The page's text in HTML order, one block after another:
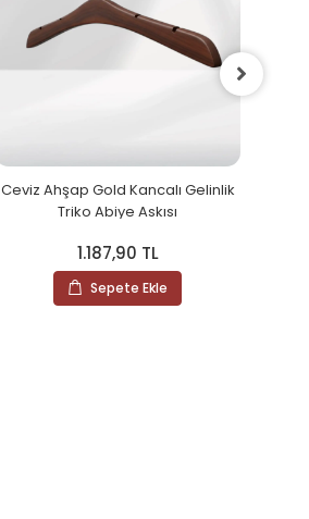
Ceviz Ahşap Gold Kancalı Gelinlik
Triko Abiye Askısı
1.187,90 TL
Sepete Ekle